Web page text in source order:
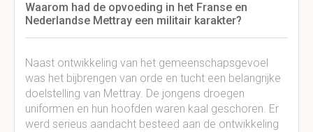
Waarom had de opvoeding in het Franse en
Nederlandse Mettray een militair karakter?
Naast ontwikkeling van het gemeenschapsgevoel
was het bijbrengen van orde en tucht een belangrijke
doelstelling van Mettray. De jongens droegen
uniformen en hun hoofden waren kaal geschoren. Er
werd serieus aandacht besteed aan de ontwikkeling